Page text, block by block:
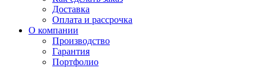
Доставка
Оплата и рассрочка
О компании
Производство
Гарантия
Портфолио